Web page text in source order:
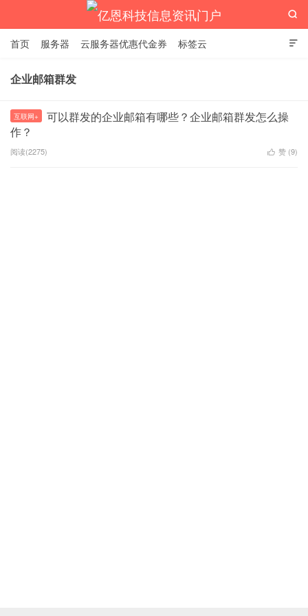
亿恩科技信息资讯门户

首页 服务器 云服务器优惠代金券 标签云

企业邮箱群发
互联网+
可以群发的企业邮箱有哪些？企业邮箱群发怎么操
作？
阅读(2275)  赞 (9)